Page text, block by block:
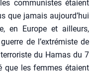
com­mu­nistes étaient
que jamais aujourd’hui
en Europe et ailleurs,
de l’extrémiste de
du Hamas du 7
que les femmes étaient